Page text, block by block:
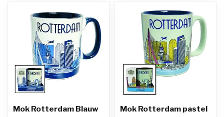
Mok Rotterdam Blauw
Mok Rotterdam pastel